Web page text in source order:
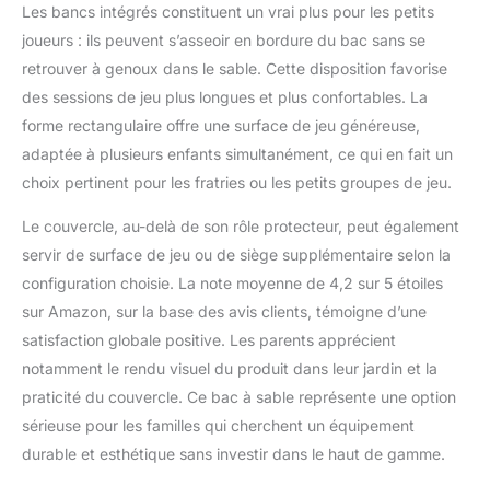
mes ventes sont
reversés à des
organisations
caritatives. 𝗠𝗲𝗿𝗰𝗶.❤️
Les bancs intégrés constituent un vrai plus pour les petits
joueurs : ils peuvent s’asseoir en bordure du bac sans se
retrouver à genoux dans le sable. Cette disposition favorise
des sessions de jeu plus longues et plus confortables. La
forme rectangulaire offre une surface de jeu généreuse,
adaptée à plusieurs enfants simultanément, ce qui en fait un
choix pertinent pour les fratries ou les petits groupes de jeu.
Le couvercle, au-delà de son rôle protecteur, peut également
servir de surface de jeu ou de siège supplémentaire selon la
configuration choisie. La note moyenne de 4,2 sur 5 étoiles
sur Amazon, sur la base des avis clients, témoigne d’une
satisfaction globale positive. Les parents apprécient
notamment le rendu visuel du produit dans leur jardin et la
praticité du couvercle. Ce bac à sable représente une option
sérieuse pour les familles qui cherchent un équipement
durable et esthétique sans investir dans le haut de gamme.